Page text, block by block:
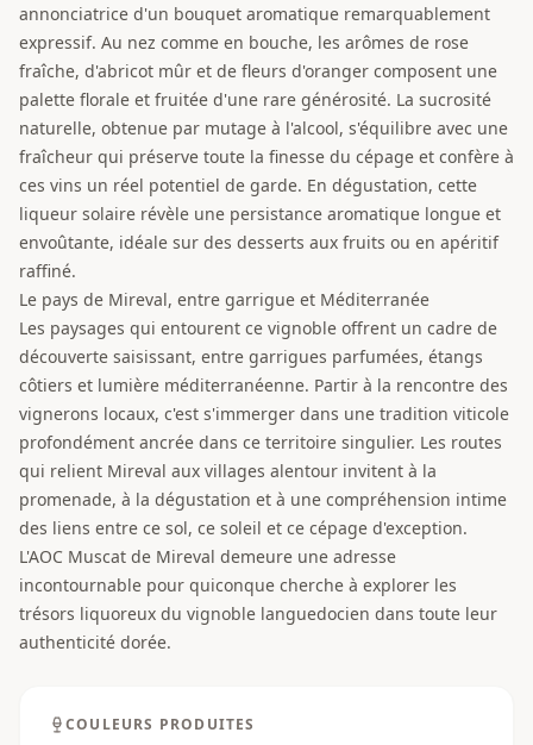
annonciatrice d'un bouquet aromatique remarquablement
expressif. Au nez comme en bouche, les arômes de rose
fraîche, d'abricot mûr et de fleurs d'oranger composent une
palette florale et fruitée d'une rare générosité. La sucrosité
naturelle, obtenue par mutage à l'alcool, s'équilibre avec une
fraîcheur qui préserve toute la finesse du cépage et confère à
ces vins un réel potentiel de garde. En dégustation, cette
liqueur solaire révèle une persistance aromatique longue et
envoûtante, idéale sur des desserts aux fruits ou en apéritif
raffiné.
Le pays de Mireval, entre garrigue et Méditerranée
Les paysages qui entourent ce vignoble offrent un cadre de
découverte saisissant, entre garrigues parfumées, étangs
côtiers et lumière méditerranéenne. Partir à la rencontre des
vignerons locaux, c'est s'immerger dans une tradition viticole
profondément ancrée dans ce territoire singulier. Les routes
qui relient Mireval aux villages alentour invitent à la
promenade, à la dégustation et à une compréhension intime
des liens entre ce sol, ce soleil et ce cépage d'exception.
L'AOC Muscat de Mireval demeure une adresse
incontournable pour quiconque cherche à explorer les
trésors liquoreux du vignoble languedocien dans toute leur
authenticité dorée.
COULEURS PRODUITES